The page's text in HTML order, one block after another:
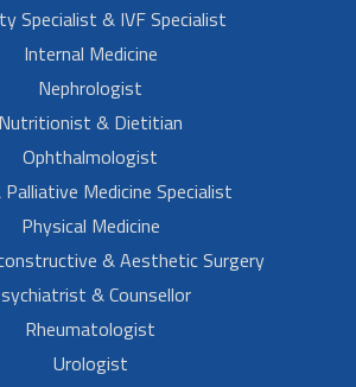
Specialist & IVF Specialist
Internal Medicine
Nephrologist
Nutritionist & Dietitian
Ophthalmologist
Palliative Medicine Specialist
Physical Medicine
& Aesthetic Surgery
& Counsellor
Rheumatologist
Urologist